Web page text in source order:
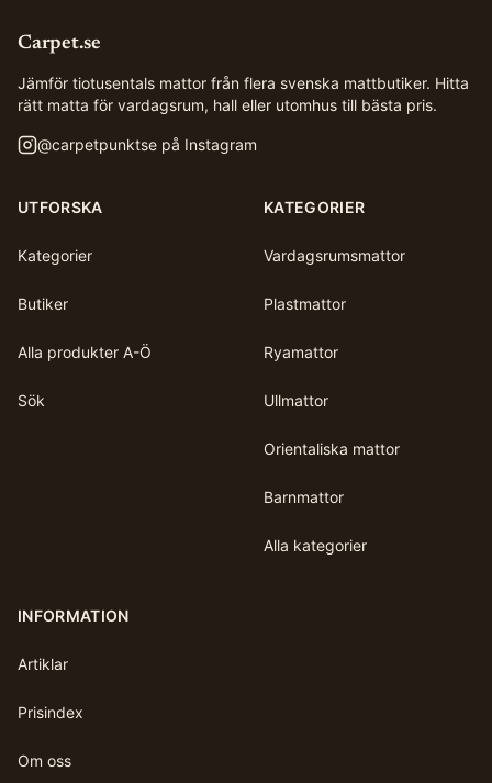
Carpet.se
Jämför tiotusentals mattor från flera svenska mattbutiker. Hitta
rätt matta för vardagsrum, hall eller utomhus till bästa pris.
@carpetpunktse på Instagram
UTFORSKA
Kategorier
Butiker
Alla produkter A-Ö
Sök
KATEGORIER
Vardagsrumsmattor
Plastmattor
Ryamattor
Ullmattor
Orientaliska mattor
Barnmattor
Alla kategorier
INFORMATION
Artiklar
Prisindex
Om oss